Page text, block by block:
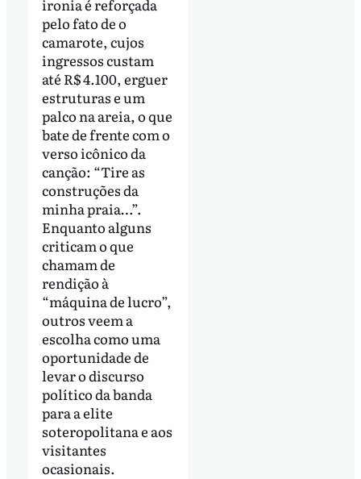
ironia é reforçada
pelo fato de o
camarote, cujos
ingressos custam
até R$ 4.100, erguer
estruturas e um
palco na areia, o que
bate de frente com o
verso icônico da
canção: “Tire as
construções da
minha praia…”.
Enquanto alguns
criticam o que
chamam de
rendição à
“máquina de lucro”,
outros veem a
escolha como uma
oportunidade de
levar o discurso
político da banda
para a elite
soteropolitana e aos
visitantes
ocasionais.